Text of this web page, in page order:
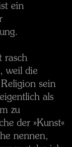
ein
rasch
weil die
sein
als
zu
der »Kunst«
nennen,